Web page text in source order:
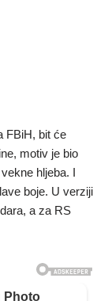
FBiH, bit će
motiv je bio
hljeba. I
boje. U verziji
a za RS